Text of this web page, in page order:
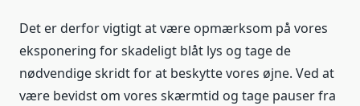
Det er derfor vigtigt at være opmærksom på vores
eksponering for skadeligt blåt lys og tage de
nødvendige skridt for at beskytte vores øjne. Ved at
være bevidst om vores skærmtid og tage pauser fra